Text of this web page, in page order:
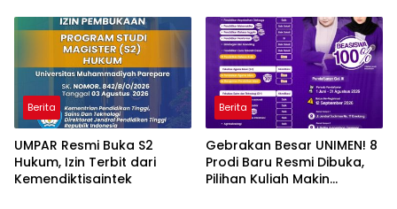
Berita
UMPAR Resmi Buka S2
Hukum, Izin Terbit dari
Kemendiktisaintek
Berita
Gebrakan Besar UNIMEN! 8
Prodi Baru Resmi Dibuka,
Pilihan Kuliah Makin